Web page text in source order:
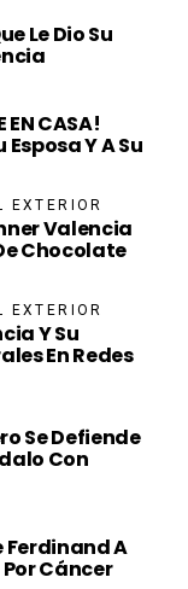
Le Dio Su
EN CASA!
Y A Su
EXTERIOR
Valencia
Chocolate
EXTERIOR
Y Su
En Redes
Se Defiende
Con
Ferdinand A
Cáncer